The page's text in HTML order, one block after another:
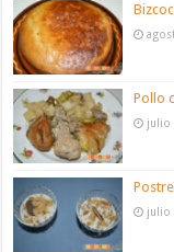
Pollo
julio
julio